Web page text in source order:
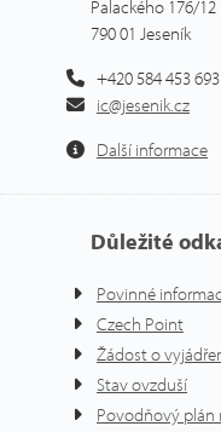
Palackého 176/12
790 01 Jeseník
+420 584 453 693
ic@jesenik.cz
Další informace
Důležité
Povinné
Czech Point
Žádost o
Stav ovzduší
Povodňový plán